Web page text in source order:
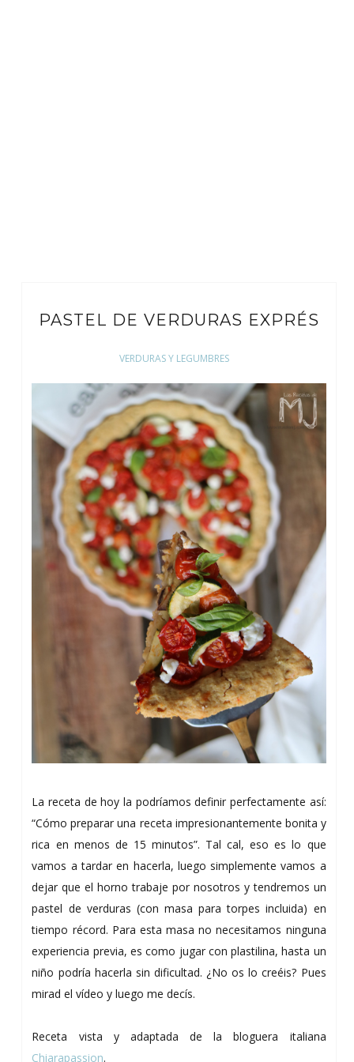
PASTEL DE VERDURAS EXPRÉS
VERDURAS Y LEGUMBRES
La receta de hoy la podríamos definir perfectamente así:
“Cómo preparar una receta impresionantemente bonita y
rica en menos de 15 minutos”. Tal cal, eso es lo que
vamos a tardar en hacerla, luego simplemente vamos a
dejar que el horno trabaje por nosotros y tendremos un
pastel de verduras (con masa para torpes incluida) en
tiempo récord. Para esta masa no necesitamos ninguna
experiencia previa, es como jugar con plastilina, hasta un
niño podría hacerla sin dificultad. ¿No os lo creéis? Pues
mirad el vídeo y luego me decís.
Receta vista y adaptada de la bloguera italiana
Chiarapassion.